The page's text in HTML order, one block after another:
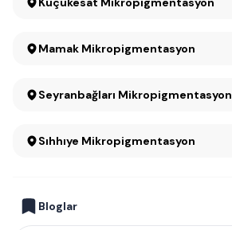
Mamak Mikropigmentasyon
Seyranbağları Mikropigmentasyon
Sıhhıye Mikropigmentasyon
Bloglar